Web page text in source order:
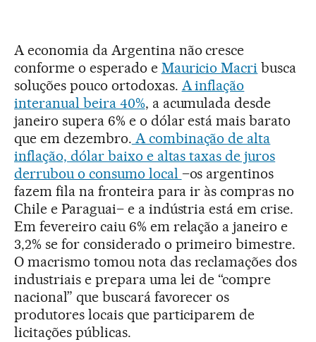
A economia da Argentina não cresce
conforme o esperado e Mauricio Macri busca
soluções pouco ortodoxas. A inflação
interanual beira 40%, a acumulada desde
janeiro supera 6% e o dólar está mais barato
que em dezembro. A combinação de alta
inflação, dólar baixo e altas taxas de juros
derrubou o consumo local –os argentinos
fazem fila na fronteira para ir às compras no
Chile e Paraguai– e a indústria está em crise.
Em fevereiro caiu 6% em relação a janeiro e
3,2% se for considerado o primeiro bimestre.
O macrismo tomou nota das reclamações dos
industriais e prepara uma lei de “compre
nacional” que buscará favorecer os
produtores locais que participarem de
licitações públicas.